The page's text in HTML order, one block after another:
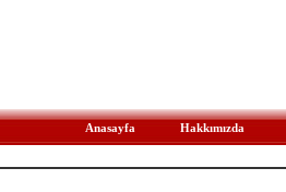
Anasayfa Hakkımızda